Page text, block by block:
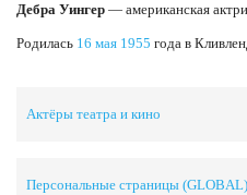
Дебра Уингер — американская
Родилась 16 мая 1955 года в
Актёры театра и кино
Персональные страницы (GLOBAL)